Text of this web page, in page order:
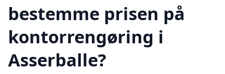
bestemme prisen på
kontorrengøring i
Asserballe?